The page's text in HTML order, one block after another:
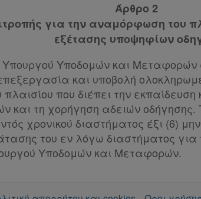
Άρθρο 2
για την αναμόρφωση του
εξέτασης υποψηφίων
Υποδομών και Μεταφορών
και υποβολή
που διέπει την
και τη χορήγηση αδειών οδήγησης.
χρονικού διαστήματος έξι (6)
του εν λόγω διαστήματος για
Υποδομών και Μεταφορών.